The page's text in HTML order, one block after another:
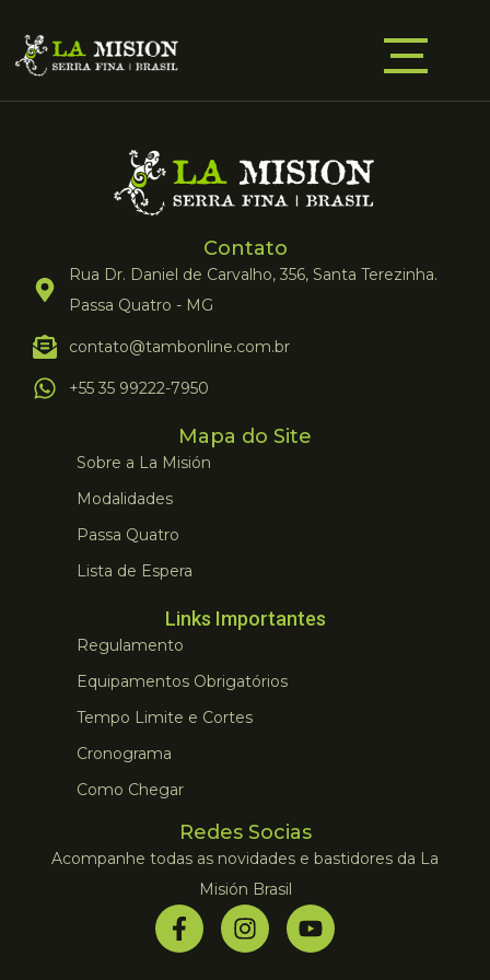
Contato
Rua Dr. Daniel de Carvalho, 356, Santa Terezinha.
Passa Quatro - MG
contato@tambonline.com.br
+55 35 99222-7950
Mapa do Site
Sobre a La Misión
Modalidades
Passa Quatro
Lista de Espera
Links Importantes
Regulamento
Equipamentos Obrigatórios
Tempo Limite e Cortes
Cronograma
Como Chegar
Redes Socias
Acompanhe todas as novidades e bastidores da La
Misión Brasil